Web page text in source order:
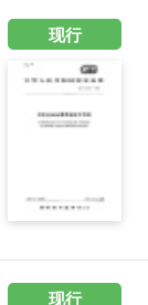
现行
现行